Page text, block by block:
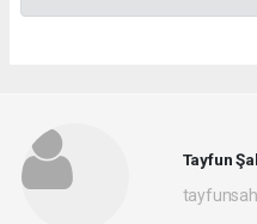
Tayfun